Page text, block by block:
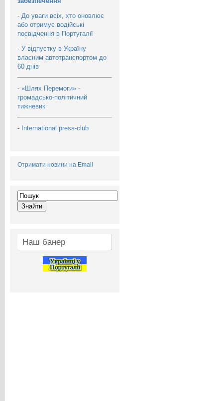
- До уваги всіх, хто оновлює
або отримує водійські
посвідчення в Португалії
- У відпустку в Україну
власним автотранспортом до
60 днів
- «Шлях Перемоги» -
громадсько-політичний
тижневик
- International press-club
Отримати новини на Email
Наш банер